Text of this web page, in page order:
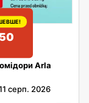
50
Arla
серп. 2026